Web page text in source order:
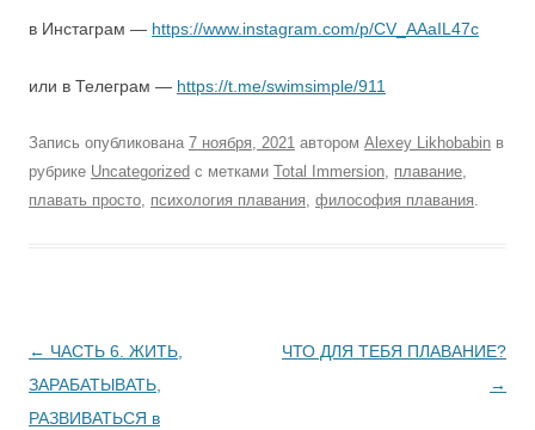
в Инстаграм — https://www.instagram.com/p/CV_AAaIL47c
или в Телеграм — https://t.me/swimsimple/911
Запись опубликована 7 ноября, 2021 автором Alexey Likhobabin в
рубрике Uncategorized с метками Total Immersion, плавание,
плавать просто, психология плавания, философия плавания.
Навигация
по
записям
← ЧАСТЬ 6. ЖИТЬ,
ЗАРАБАТЫВАТЬ,
РАЗВИВАТЬСЯ в
ЧТО ДЛЯ ТЕБЯ ПЛАВАНИЕ?
→